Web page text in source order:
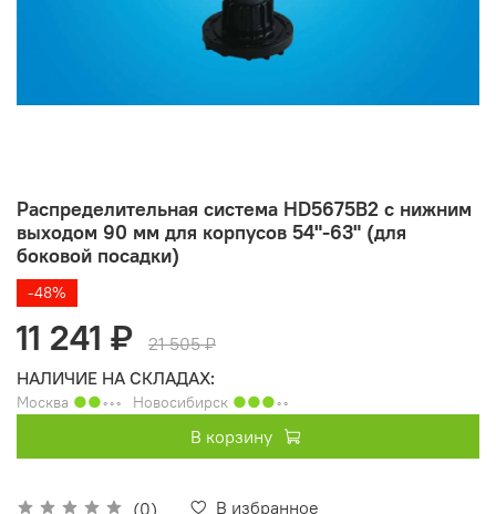
Распределительная система HD5675B2 с нижним
выходом 90 мм для корпусов 54"-63" (для
боковой посадки)
(0)
В избранное
-48%
11 241 ₽
21 505 ₽
НАЛИЧИЕ НА СКЛАДАХ:
Москва ●●◦◦◦ Новосибирск ●●●◦◦
В корзину